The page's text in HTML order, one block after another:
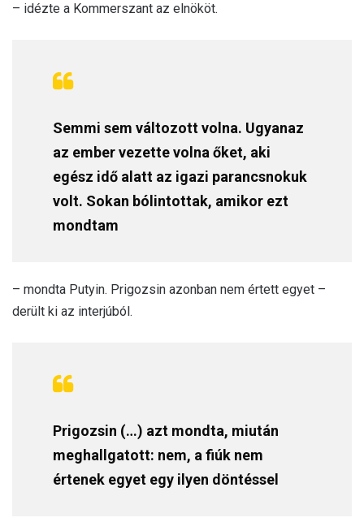
– idézte a Kommerszant az elnököt.
Semmi sem változott volna. Ugyanaz
az ember vezette volna őket, aki
egész idő alatt az igazi parancsnokuk
volt. Sokan bólintottak, amikor ezt
mondtam
– mondta Putyin. Prigozsin azonban nem értett egyet –
derült ki az interjúból.
Prigozsin (…) azt mondta, miután
meghallgatott: nem, a fiúk nem
értenek egyet egy ilyen döntéssel